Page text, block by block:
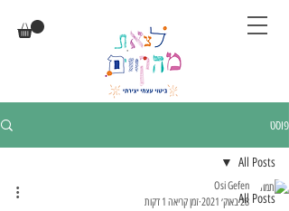
פוסט
All Posts
All Posts
Osi Gefen
28 באוק׳ 2021
זמן קריאה 1 דקות